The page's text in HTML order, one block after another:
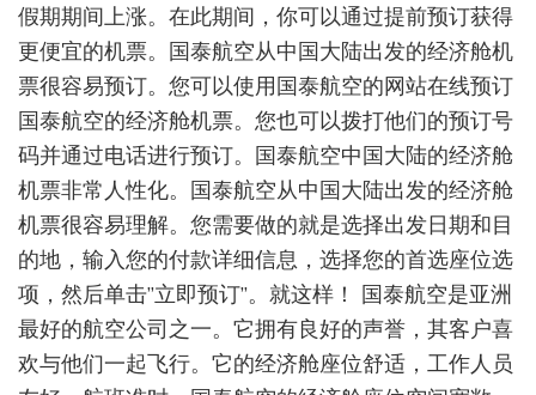
假期期间上涨。在此期间，你可以通过提前预订获得
更便宜的机票。国泰航空从中国大陆出发的经济舱机
票很容易预订。您可以使用国泰航空的网站在线预订
国泰航空的经济舱机票。您也可以拨打他们的预订号
码并通过电话进行预订。国泰航空中国大陆的经济舱
机票非常人性化。国泰航空从中国大陆出发的经济舱
机票很容易理解。您需要做的就是选择出发日期和目
的地，输入您的付款详细信息，选择您的首选座位选
项，然后单击”立即预订”。就这样！ 国泰航空是亚洲
最好的航空公司之一。它拥有良好的声誉，其客户喜
欢与他们一起飞行。它的经济舱座位舒适，工作人员